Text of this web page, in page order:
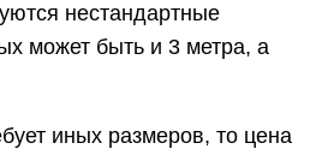
нестандартные
может быть и 3 метра, а
иных размеров, то цена